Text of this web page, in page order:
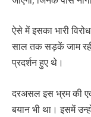
ऐसे में इसका भारी
साल तक सड़कें जाम
प्रदर्शन हुए थे।
दरअसल इस भ्रम की
बयान भी था। इसमें